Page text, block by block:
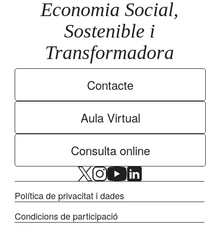
Economia Social,
Sostenible i
Transformadora
Contacte
Aula Virtual
Consulta online
Política de privacitat i dades
Condicions de participació